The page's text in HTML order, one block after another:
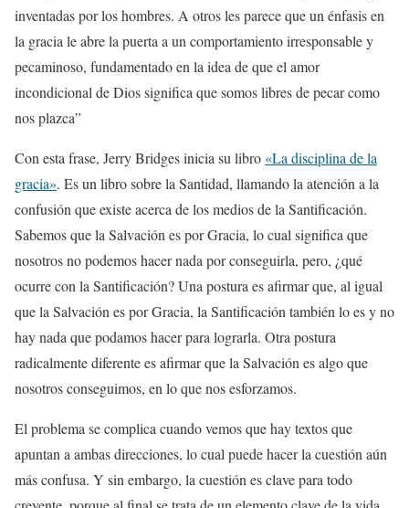
inventadas por los hombres. A otros les parece que un énfasis en
la gracia le abre la puerta a un comportamiento irresponsable y
pecaminoso, fundamentado en la idea de que el amor
incondicional de Dios significa que somos libres de pecar como
nos plazca”
Con esta frase, Jerry Bridges inicia su libro «La disciplina de la
gracia». Es un libro sobre la Santidad, llamando la atención a la
confusión que existe acerca de los medios de la Santificación.
Sabemos que la Salvación es por Gracia, lo cual significa que
nosotros no podemos hacer nada por conseguirla, pero, ¿qué
ocurre con la Santificación? Una postura es afirmar que, al igual
que la Salvación es por Gracia, la Santificación también lo es y no
hay nada que podamos hacer para lograrla. Otra postura
radicalmente diferente es afirmar que la Salvación es algo que
nosotros conseguimos, en lo que nos esforzamos.
El problema se complica cuando vemos que hay textos que
apuntan a ambas direcciones, lo cual puede hacer la cuestión aún
más confusa. Y sin embargo, la cuestión es clave para todo